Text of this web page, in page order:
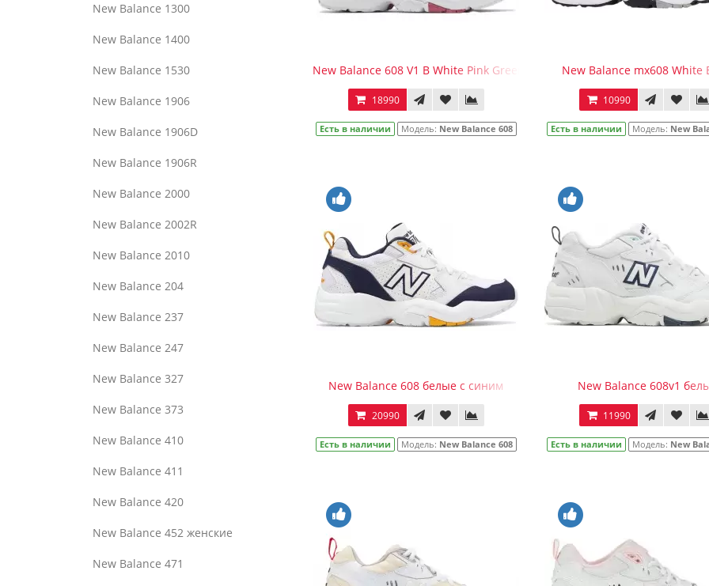
New Balance 1300
New Balance 1400
New Balance 1530
New Balance 1906
New Balance 1906D
New Balance 1906R
New Balance 2000
New Balance 2002R
New Balance 2010
New Balance 204
New Balance 237
New Balance 247
New Balance 327
New Balance 373
New Balance 410
New Balance 411
New Balance 420
New Balance 452 женские
New Balance 471
New Balance 608 V1 B White Pink Green
18990
Есть в наличии Модель: New Balance 608
New Balance mx608 White
10990
Есть в наличии Модель: New
New Balance 608 белые с синим
20990
Есть в наличии Модель: New Balance 608
New Balance 608v1
11990
Есть в наличии Модель: New